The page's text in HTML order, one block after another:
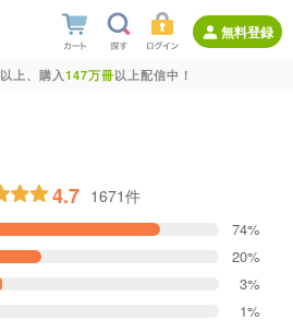
無料登録
以上、購入147万冊以上配信中！
4.7 1671件
74%
20%
3%
1%